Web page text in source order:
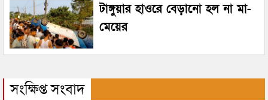
টাঙ্গুয়ার হাওরে বেড়ানো হল না মা-
মেয়ের
সংক্ষিপ্ত সংবাদ